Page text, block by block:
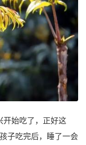
始吃了，正好这
子吃完后，睡了一会